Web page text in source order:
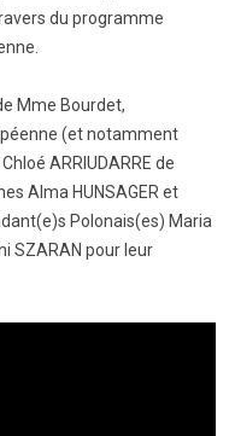
du programme
Mme Bourdet,
(et notamment
ARRIUDARRE de
Alma HUNSAGER et
Polonais(es) Maria
SZARAN pour leur